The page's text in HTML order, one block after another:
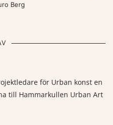
Berg
för Urban konst en
till Hammarkullen Urban Art